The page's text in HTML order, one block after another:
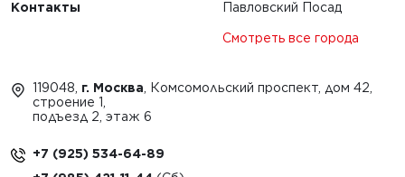
Контакты Павловский Посад
Смотреть все города
119048, г. Москва , Комсомольский проспект, дом 42,
строение 1,
подъезд 2, этаж 6
+7 (925) 534-64-89